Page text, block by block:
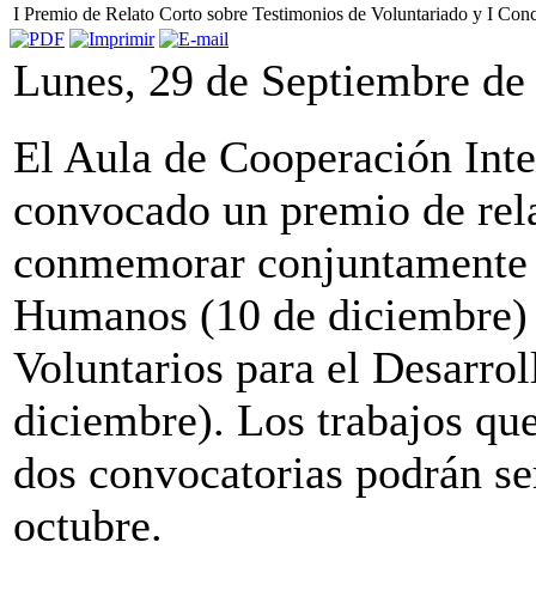
I Premio de Relato Corto sobre Testimonios de Voluntariado y I
Lunes, 29 de Septiembre
El Aula de Cooperación
convocado un premio de
conmemorar
Humanos (10 de
Voluntarios para el
diciembre). Los trabajos
dos convocatorias podrán
octubre.